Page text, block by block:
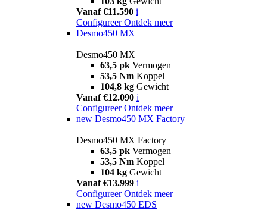
Vanaf €11.590 i
Configureer Ontdek meer
Desmo450 MX
Desmo450 MX
63,5 pk Vermogen
53,5 Nm Koppel
104,8 kg Gewicht
Vanaf €12.090 i
Configureer Ontdek meer
new Desmo450 MX Factory
Desmo450 MX Factory
63,5 pk Vermogen
53,5 Nm Koppel
104 kg Gewicht
Vanaf €13.999 i
Configureer Ontdek meer
new Desmo450 EDS